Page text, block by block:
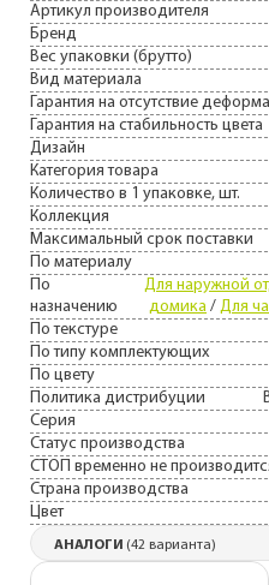
Артикул производителя
Бренд
Вес упаковки (брутто)
Вид материала
Гарантия на отсутствие
Гарантия на стабильность цвета
Дизайн
Категория товара
Количество в 1 упаковке, шт.
Коллекция
Максимальный срок поставки
По материалу
По
назначению
Для наружной
домика / Для
По текстуре
По типу комплектующих
По цвету
Политика дистрибуции
Серия
Статус производства
СТОП временно не
Страна производства
Цвет
АНАЛОГИ (42 варианта)